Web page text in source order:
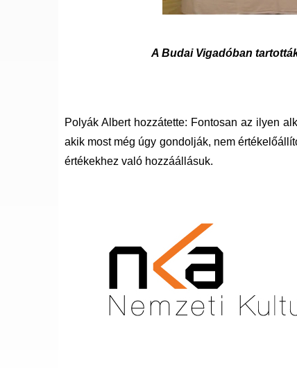
A Budai Vigadóban
Polyák Albert hozzátette: Fontosan az ilyen
akik most még úgy gondolják, nem
értékekhez való hozzáállásuk.